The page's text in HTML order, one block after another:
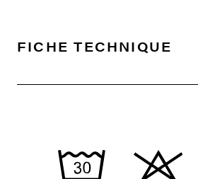
FICHE TECHNIQUE